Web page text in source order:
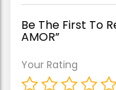
Be The First To
AMOR”
Your Rating